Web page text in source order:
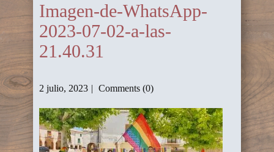
Imagen-de-WhatsApp-
2023-07-02-a-las-
21.40.31
2 julio, 2023 Comments (0)